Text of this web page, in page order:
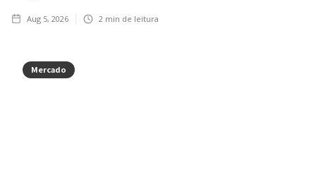
Aug 5, 2026 2 min de leitura
Mercado